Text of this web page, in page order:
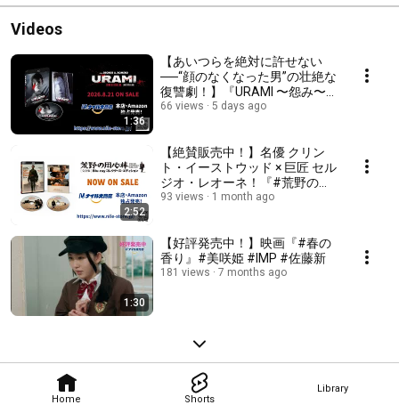
Home Shorts
Library
Videos
1:36
【あいつらを絶対に許せない
──“顔のなくなった男”の壮絶な
復讐劇！】『URAMI 〜怨み〜』
オリジナル予告（2026.8.21ブ
66 views 5 days ago
2:52
【絶賛販売中！】名優 クリン
ト・イーストウッド × 巨匠 セル
ジオ・レオーネ！『#荒野の用
心棒［完全版］Blu-rayコレクタ
93 views 1 month ago
1:30
【好評発売中！】映画『#春の
香り』#美咲姫 #IMP #佐藤新
181 views 7 months ago